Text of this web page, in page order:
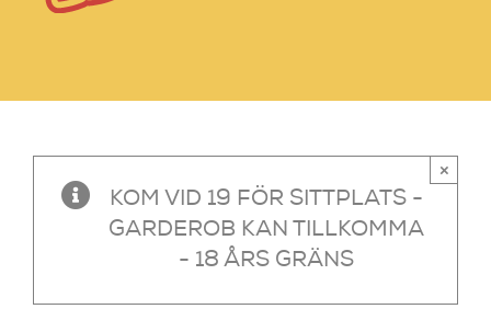
KOM VID 19 FÖR SITTPLATS -
GARDEROB KAN TILLKOMMA
- 18 ÅRS GRÄNS
×